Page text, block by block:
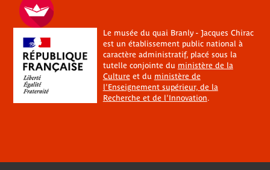
Le musée du quai Branly - Jacques Chirac
est un établissement public national à
caractère administratif, placé sous la
tutelle conjointe du ministère de la
Cultureet du ministère de
l'Enseignement supérieur, de la
Recherche et de l'Innovation.